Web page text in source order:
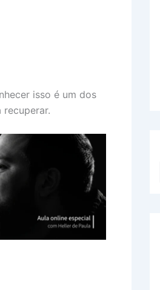
isso é um dos